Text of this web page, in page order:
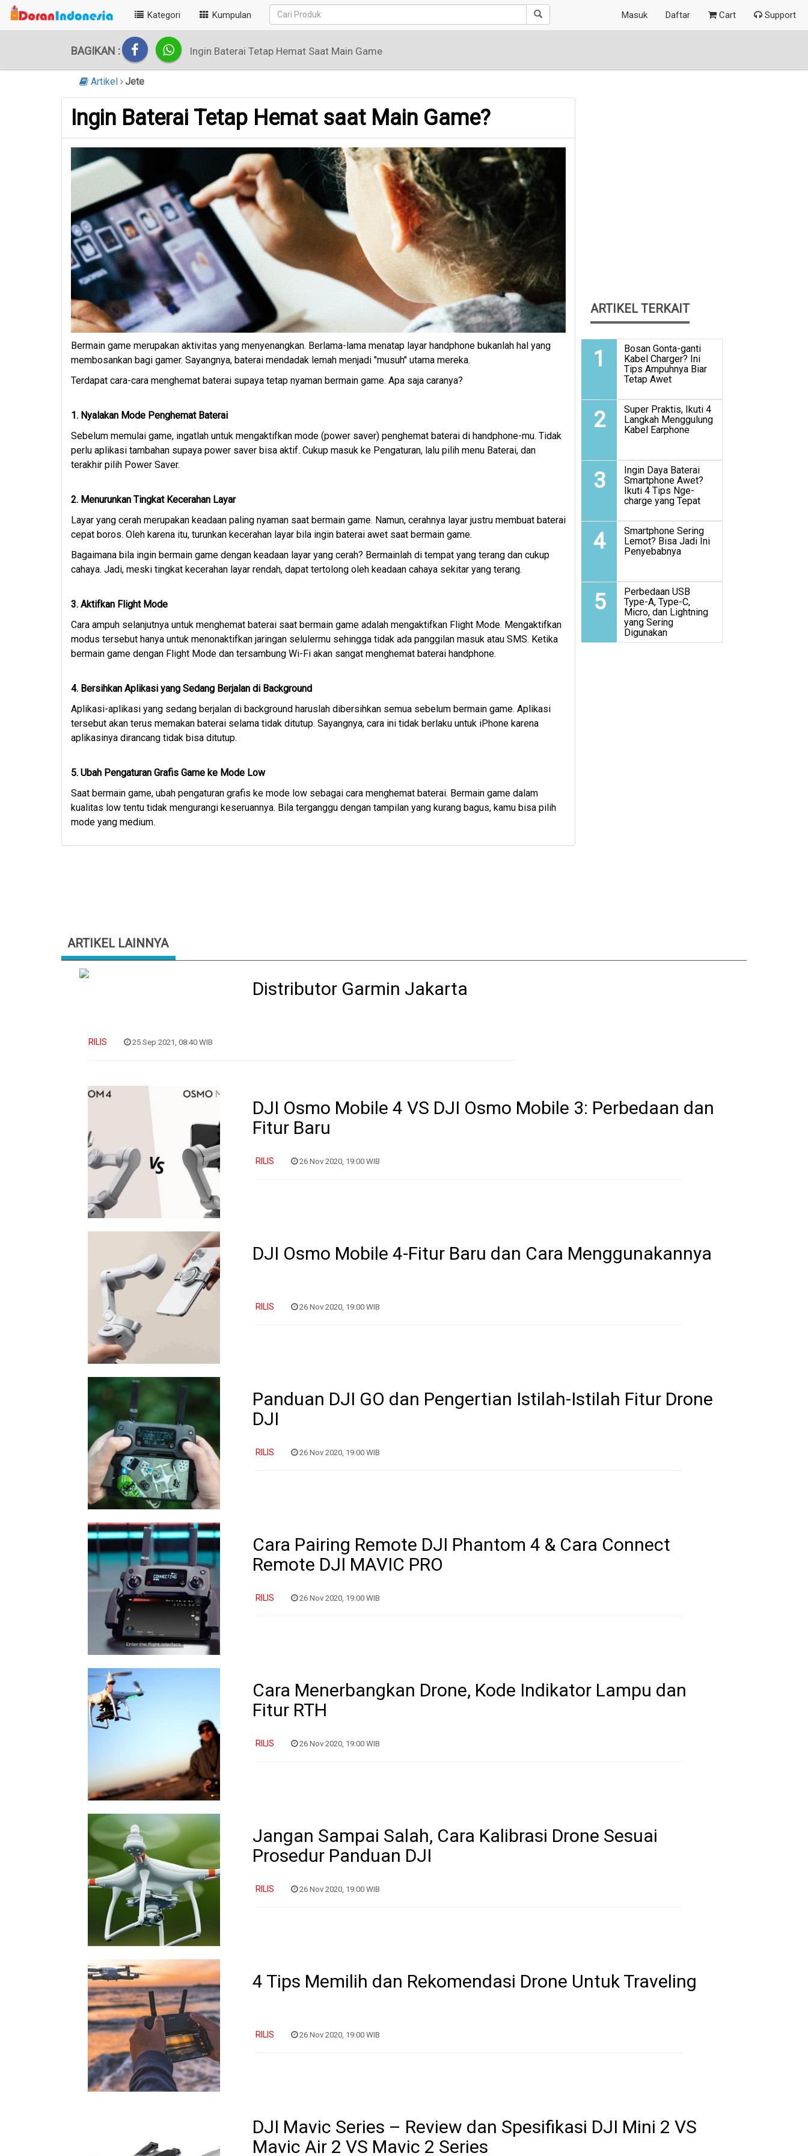
Kategori Kumpulan Masuk Daftar Cart Support
BAGIKAN : Ingin Baterai Tetap Hemat Saat Main Game
Artikel Jete
Ingin Baterai Tetap Hemat saat Main Game?
Bermain game merupakan aktivitas yang menyenangkan. Berlama-lama menatap layar handphone bukanlah hal yang
membosankan bagi gamer. Sayangnya, baterai mendadak lemah menjadi "musuh" utama mereka.
Terdapat cara-cara menghemat baterai supaya tetap nyaman bermain game. Apa saja caranya?
1. Nyalakan Mode Penghemat Baterai
Sebelum memulai game, ingatlah untuk mengaktifkan mode (power saver) penghemat baterai di handphone-mu. Tidak
perlu aplikasi tambahan supaya power saver bisa aktif. Cukup masuk ke Pengaturan, lalu pilih menu Baterai, dan
terakhir pilih Power Saver.
2. Menurunkan Tingkat Kecerahan Layar
Layar yang cerah merupakan keadaan paling nyaman saat bermain game. Namun, cerahnya layar justru membuat baterai
cepat boros. Oleh karena itu, turunkan kecerahan layar bila ingin baterai awet saat bermain game.
Bagaimana bila ingin bermain game dengan keadaan layar yang cerah? Bermainlah di tempat yang terang dan cukup
cahaya. Jadi, meski tingkat kecerahan layar rendah, dapat tertolong oleh keadaan cahaya sekitar yang terang.
3. Aktifkan Flight Mode
Cara ampuh selanjutnya untuk menghemat baterai saat bermain game adalah mengaktifkan Flight Mode. Mengaktifkan
modus tersebut hanya untuk menonaktifkan jaringan selulermu sehingga tidak ada panggilan masuk atau SMS. Ketika
bermain game dengan Flight Mode dan tersambung Wi-Fi akan sangat menghemat baterai handphone.
4. Bersihkan Aplikasi yang Sedang Berjalan di Background
Aplikasi-aplikasi yang sedang berjalan di background haruslah dibersihkan semua sebelum bermain game. Aplikasi
tersebut akan terus memakan baterai selama tidak ditutup. Sayangnya, cara ini tidak berlaku untuk iPhone karena
aplikasinya dirancang tidak bisa ditutup.
5. Ubah Pengaturan Grafis Game ke Mode Low
Saat bermain game, ubah pengaturan grafis ke mode low sebagai cara menghemat baterai. Bermain game dalam
kualitas low tentu tidak mengurangi keseruannya. Bila terganggu dengan tampilan yang kurang bagus, kamu bisa pilih
mode yang medium.
ARTIKEL TERKAIT
1
Bosan Gonta-ganti
Kabel Charger? Ini
Tips Ampuhnya Biar
Tetap Awet
2
Super Praktis, Ikuti 4
Langkah Menggulung
Kabel Earphone
3
Ingin Daya Baterai
Smartphone Awet?
Ikuti 4 Tips Nge-
charge yang Tepat
4
Smartphone Sering
Lemot? Bisa Jadi Ini
Penyebabnya
5
Perbedaan USB
Type-A, Type-C,
Micro, dan Lightning
yang Sering
Digunakan
ARTIKEL LAINNYA
Distributor Garmin Jakarta
RILIS 25 Sep 2021, 08:40 WIB
DJI Osmo Mobile 4 VS DJI Osmo Mobile 3: Perbedaan dan
Fitur Baru
RILIS 26 Nov 2020, 19:00 WIB
DJI Osmo Mobile 4-Fitur Baru dan Cara Menggunakannya
RILIS 26 Nov 2020, 19:00 WIB
Panduan DJI GO dan Pengertian Istilah-Istilah Fitur Drone
DJI
RILIS 26 Nov 2020, 19:00 WIB
Cara Pairing Remote DJI Phantom 4 & Cara Connect
Remote DJI MAVIC PRO
RILIS 26 Nov 2020, 19:00 WIB
Cara Menerbangkan Drone, Kode Indikator Lampu dan
Fitur RTH
RILIS 26 Nov 2020, 19:00 WIB
Jangan Sampai Salah, Cara Kalibrasi Drone Sesuai
Prosedur Panduan DJI
RILIS 26 Nov 2020, 19:00 WIB
4 Tips Memilih dan Rekomendasi Drone Untuk Traveling
RILIS 26 Nov 2020, 19:00 WIB
DJI Mavic Series – Review dan Spesifikasi DJI Mini 2 VS
Mavic Air 2 VS Mavic 2 Series